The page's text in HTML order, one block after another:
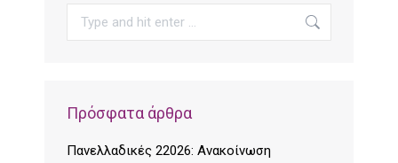
Search:
Πρόσφατα άρθρα
Πανελλαδικές 22026: Ανακοίνωση